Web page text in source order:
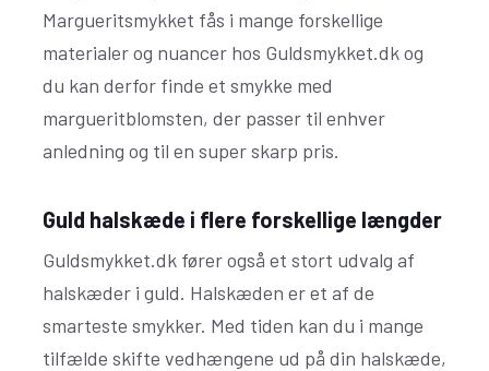
Margueritsmykket fås i mange forskellige
materialer og nuancer hos Guldsmykket.dk og
du kan derfor finde et smykke med
margueritblomsten, der passer til enhver
anledning og til en super skarp pris.
Guld halskæde i flere forskellige længder
Guldsmykket.dk fører også et stort udvalg af
halskæder i guld. Halskæden er et af de
smarteste smykker. Med tiden kan du i mange
tilfælde skifte vedhængene ud på din halskæde,